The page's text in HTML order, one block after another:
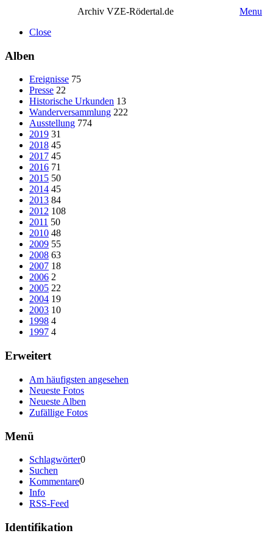
Archiv VZE-Rödertal.de
Menu
Close
Alben
Ereignisse 75
Presse 22
Historische Urkunden 13
Wanderversammlung 222
Ausstellung 774
2019 31
2018 45
2017 45
2016 71
2015 50
2014 45
2013 84
2012 108
2011 50
2010 48
2009 55
2008 63
2007 18
2006 2
2005 22
2004 19
2003 10
1998 4
1997 4
Erweitert
Am häufigsten angesehen
Neueste Fotos
Neueste Alben
Zufällige Fotos
Menü
Schlagwörter0
Suchen
Kommentare0
Info
RSS-Feed
Identifikation